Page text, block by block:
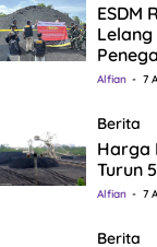
ESDM
Lelang
Alfian 7
Berita
Harga
Turun
Alfian 7
Berita